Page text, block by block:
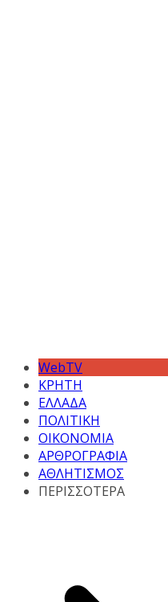
WebTV
ΚΡΗΤΗ
ΕΛΛΑΔΑ
ΠΟΛΙΤΙΚΗ
ΟΙΚΟΝΟΜΙΑ
ΑΡΘΡΟΓΡΑΦΙΑ
ΑΘΛΗΤΙΣΜΟΣ
ΠΕΡΙΣΣΟΤΕΡΑ